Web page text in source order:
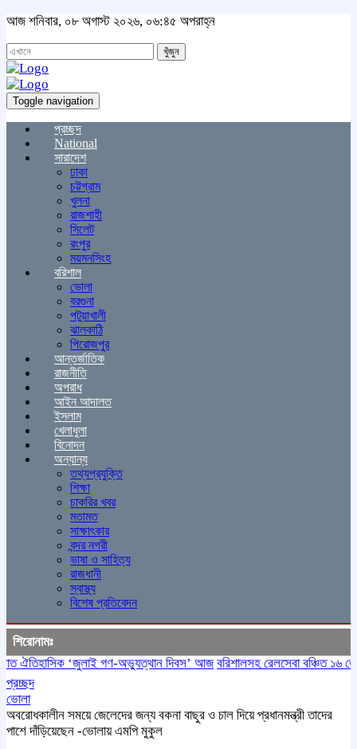
আজ শনিবার, ০৮ অগাস্ট ২০২৬, ০৬:৪৫ অপরাহ্ন
খুঁজুন
Toggle navigation
প্রচ্ছদ
National
সারাদেশ
ঢাকা
চট্টগ্রাম
খুলনা
রাজশাহী
সিলেট
রংপুর
ময়মনসিংহ
বরিশাল
ভোলা
বরগুনা
পটুয়াখালী
ঝালকাঠি
পিরোজপুর
আন্তর্জাতিক
রাজনীতি
অপরাধ
আইন আদালত
ইসলাম
খেলাধুলা
বিনোদন
অন্যান্য
তথ্যপ্রযুক্তি
শিক্ষা
চাকরির খবর
মতামত
সাক্ষাৎকার
বন্দর নগরী
ভাষা ও সাহিত্য
রাজধানী
স্বাস্থ্য
বিশেষ প্রতিবেদন
শিরোনামঃ
‌‘জুলাই গণ-অভ্যুত্থান দিবস’ আজ বরিশালসহ রেলসেবা বঞ্চিত ১৬
প্রচ্ছদ
ভোলা
অবরোধকালীন সময়ে জেলেদের জন্য বকনা বাছুর ও চাল দিয়ে প্রধানমন্ত্রী তাদের
পাশে দাঁড়িয়েছেন -ভোলায় এমপি মুকুল